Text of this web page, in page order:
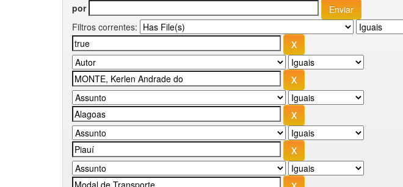
por
Filtros correntes: